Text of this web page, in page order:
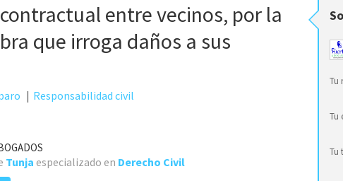
entre vecinos, por la
que irroga daños a sus
Responsabilidad civil
Tunja especializado en Derecho Civil
Tu
Tu
Tu